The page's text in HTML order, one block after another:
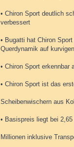
• Chiron Sport deutlich
verbessert
• Bugatti hat Chiron
Querdynamik auf
• Chiron Sport erkennbar
• Chiron Sport ist das
Scheibenwischern aus
• Basispreis liegt bei
Millionen inklusive